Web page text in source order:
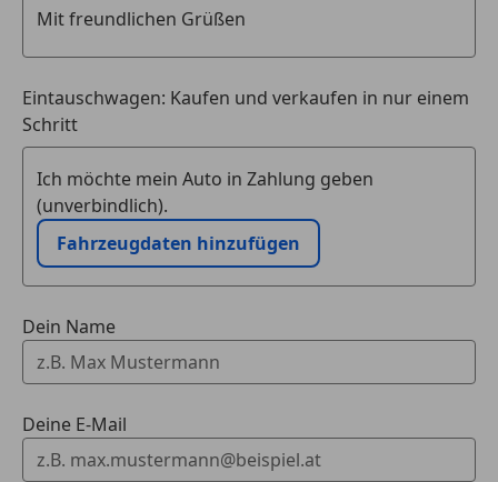
Erweiterte Funktionen MBUX
Kommunikationsmodul (LTE) für die Nutzung von
Digitalen Extras
Festplatten-Navigation
Vorrüstung für Live Traffic Information
9G-TRONIC
Lenkradheizung
Reifendruckkontrolle
AIRMATIC Paket
Außenspiegel elektrisch anklappbar
Innenhimmel Stoff schwarz
Verkehrszeichen-Assistent
MBUX Multimediasystem
Aktiver Geschwindigkeitslimit-Assistent
Anhängevorrichtung mit ESP®
Eintauschwagen: Kaufen und verkaufen in nur einem
Schritt
Ich möchte mein Auto in Zahlung geben
(unverbindlich).
Fahrzeugdaten hinzufügen
Dein Name
Deine E-Mail